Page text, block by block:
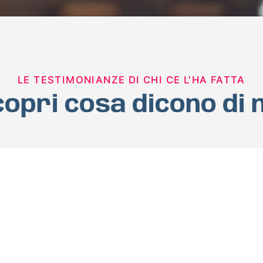
LE TESTIMONIANZE DI CHI CE L'HA FATTA
cosa dicono di